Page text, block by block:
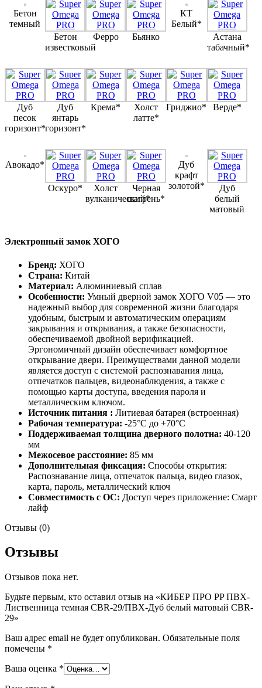
Бетон
темный
Бетон
известковый
Ферро Бьянко
КТ
Белый*
Астана
табачный*
Дуб
песок
горизонт*
Дуб
янтарь
горизонт*
Крема*
Холст
латте*
Гриджио* Верде*
Авокадо*
Оскуро*
Холст
вулканический*
Черная
шагрень*
Дуб
крафт
золотой*
Дуб
белый
матовый
Электронный замок ХОГО
Бренд: ХОГО
Страна: Китай
Материал: Алюминиевый сплав
Особенности: Умный дверной замок ХОГО V05 — это
надежный выбор для современной жизни благодаря
удобным, быстрым и автоматическим операциям
закрывания и открывания, а также безопасности,
обеспечиваемой двойной верификацией.
Эргономичный дизайн обеспечивает комфортное
открывание двери. Преимуществами данной модели
является доступ с системой распознавания лица,
отпечатков пальцев, видеонаблюдения, а также с
помощью карты доступа, введения пароля и
металлическим ключом.
Источник питания : Литиевая батарея (встроенная)
Рабочая температура: -25°С до +70°C
Поддерживаемая толщина дверного полотна: 40-120
мм
Межосевое расстояние: 85 мм
Дополнительная фиксация: Способы открытия:
Распознавание лица, отпечаток пальца, видео глазок,
карта, пароль, металлический ключ
Совместимость с ОС: Доступ через приложение: Смарт
лайф
Отзывы (0)
Отзывы
Отзывов пока нет.
Будьте первым, кто оставил отзыв на «КИБЕР ПРО PP ПВХ-
Лиственница темная CBR-29/ПВХ-Дуб белый матовый CBR-
29»
Ваш адрес email не будет опубликован. Обязательные поля
помечены *
Ваша оценка *